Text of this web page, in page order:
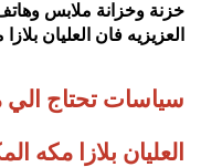
خزنة وخزانة ملابس
العزيزيه فان العليان
سياسات تحتاج الي
العليان بلازا مكه